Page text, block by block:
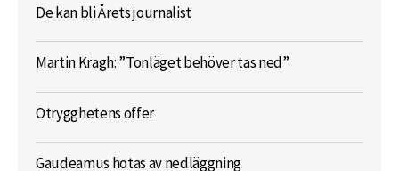
De kan bli Årets journalist
Martin Kragh: ”Tonläget behöver tas ned”
Otrygghetens offer
Gaudeamus hotas av nedläggning